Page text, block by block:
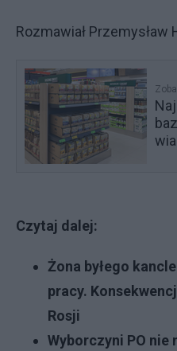
Rozmawiał Przemysław
Czytaj dalej:
Żona byłego
pracy.
Rosji
Wyborczyni PO nie